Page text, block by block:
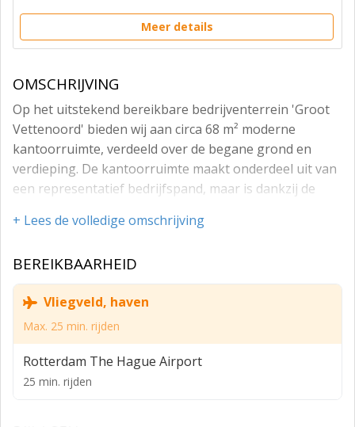
Meer details
OMSCHRIJVING
Op het uitstekend bereikbare bedrijventerrein 'Groot
Vettenoord' bieden wij aan circa 68 m² moderne
kantoorruimte, verdeeld over de begane grond en
verdieping. De kantoorruimte maakt onderdeel uit van
een representatief bedrijfspand, maar is dankzij de
eigen parkeergelegenheid. Dit maakt de ruimte zeer
een eigen, professionele werkplek zoeken.
Locatie en bereikbaarheid:
Het geheel is gelegen op het bedrijventerrein 'Groot
Vettenoord', een levendig en veelzijdig bedrijventerrein
met een brede mix aan bedrijvigheid. Het terrein
huisvest zowel uiteenlopende MKB-ondernemers als
+ Lees de volledige omschrijving
BEREIKBAARHEID
Vliegveld, haven
Max. 25 min. rijden
Rotterdam The Hague Airport
25 min. rijden